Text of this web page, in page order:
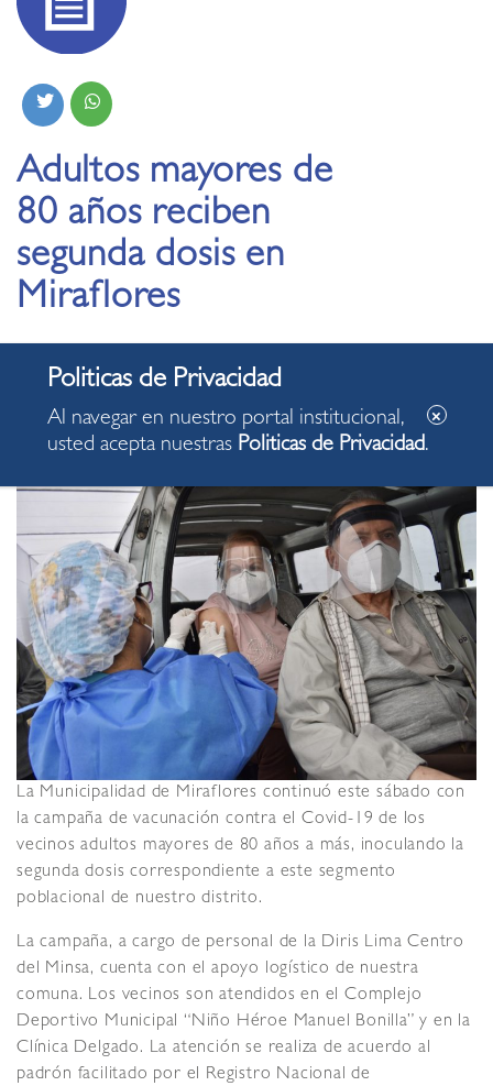
Adultos mayores de
80 años reciben
segunda dosis en
Miraflores
15.05.2021
• También personas diagnosticadas con síndrome de
Down reciben primera dosis.
La Municipalidad de Miraflores continuó este sábado con
la campaña de vacunación contra el Covid-19 de los
vecinos adultos mayores de 80 años a más, inoculando la
segunda dosis correspondiente a este segmento
poblacional de nuestro distrito.
La campaña, a cargo de personal de la Diris Lima Centro
del Minsa, cuenta con el apoyo logístico de nuestra
comuna. Los vecinos son atendidos en el Complejo
Deportivo Municipal “Niño Héroe Manuel Bonilla” y en la
Clínica Delgado. La atención se realiza de acuerdo al
padrón facilitado por el Registro Nacional de
Al navegar en nuestro portal institucional,
usted acepta nuestras Politicas de Privacidad.